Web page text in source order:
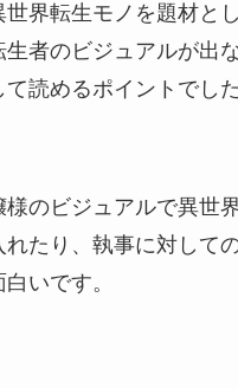
界転生モノを題材と
者のビジュアルが出
読めるポイントでした
のビジュアルで異世
れたり、執事に対して
いです。